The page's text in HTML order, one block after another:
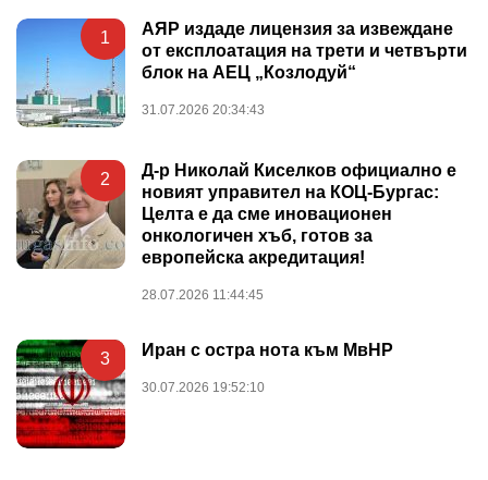
1
АЯР издаде лицензия за извеждане
от експлоатация на трети и четвърти
блок на АЕЦ „Козлодуй“
31.07.2026 20:34:43
2
Д-р Николай Киселков официално е
новият управител на КОЦ-Бургас:
Целта е да сме иновационен
онкологичен хъб, готов за
европейска акредитация!
28.07.2026 11:44:45
3 Иран с остра нота към МвНР
30.07.2026 19:52:10